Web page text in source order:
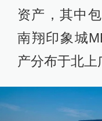
资产，其中
南翔印象城
产分布于北上